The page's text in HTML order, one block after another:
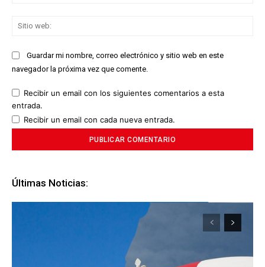
Guardar mi nombre, correo electrónico y sitio web en este
navegador la próxima vez que comente.
Recibir un email con los siguientes comentarios a esta
entrada.
Recibir un email con cada nueva entrada.
Últimas Noticias: